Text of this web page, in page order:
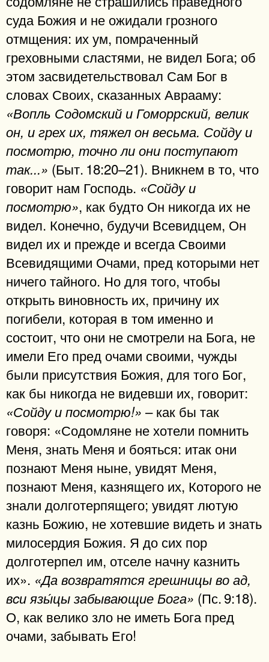
суда Божия и не ожидали грозного
отмщения: их ум, помраченный
греховными сластями, не видел Бога; об
этом засвидетельствовал Сам Бог в
словах Своих, сказанных Аврааму:
«Вопль Содомский и Гоморрский, велик
он, и грех их, тяжел он весьма. Сойду и
посмотрю, точно ли они поступают
так...» (Быт. 18:20–21). Вникнем в то, что
говорит нам Господь. «Сойду и
посмотрю», как будто Он никогда их не
видел. Конечно, будучи Всевидцем, Он
видел их и прежде и всегда Своими
Всевидящими Очами, пред которыми нет
ничего тайного. Но для того, чтобы
открыть виновность их, причину их
погибели, которая в том именно и
состоит, что они не смотрели на Бога, не
имели Его пред очами своими, чужды
были присутствия Божия, для того Бог,
как бы никогда не видевши их, говорит:
«Сойду и посмотрю!» – как бы так
говоря: «Содомляне не хотели помнить
Меня, знать Меня и бояться: итак они
познают Меня ныне, увидят Меня,
познают Меня, казнящего их, Которого не
знали долготерпящего; увидят лютую
казнь Божию, не хотевшие видеть и знать
милосердия Божия. Я до сих пор
долготерпел им, отселе начну казнить
их». «Да возвратятся грешницы во ад,
вcи язы́цы забывающие Бога» (Пс. 9:18).
О, как велико зло не иметь Бога пред
очами, забывать Его!